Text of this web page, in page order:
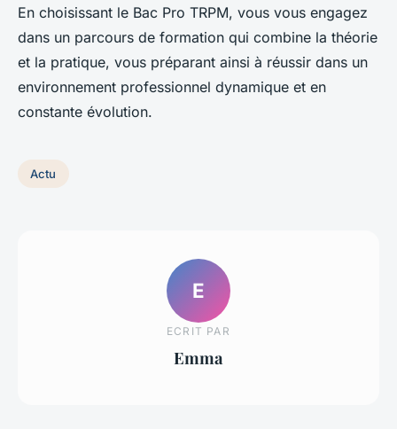
En choisissant le Bac Pro TRPM, vous vous engagez
dans un parcours de formation qui combine la théorie
et la pratique, vous préparant ainsi à réussir dans un
environnement professionnel dynamique et en
constante évolution.
Actu
E
ECRIT PAR
Emma